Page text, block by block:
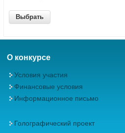
О конкурсе
Условия участия
Финансовые условия
Информационное письмо
Голографический проект